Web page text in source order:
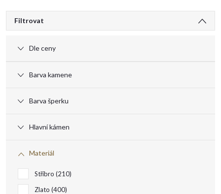
Filtrovat
Dle ceny
Barva kamene
Barva šperku
Hlavní kámen
Materiál
Stříbro 210
Zlato 400
V